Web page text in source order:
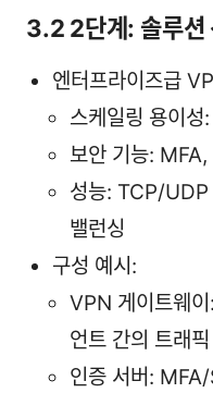
3.2 2단계: 솔루션
엔터프라이즈급
스케일링 용이성
보안 기능:
성능: TCP/UDP
밸런싱
구성 예시:
VPN 게이트웨이
언트 간의 트래
인증 서버: